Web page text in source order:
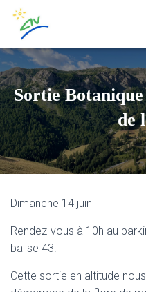
Sortie
de
Dimanche 14 juin
Rendez-vous à 10h au
balise 43.
Cette sortie en altitude